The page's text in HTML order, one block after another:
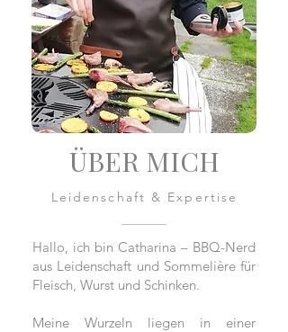
ÜBER MICH
Leidenschaft & Expertise
Hallo, ich bin Catharina – BBQ-Nerd
aus Leidenschaft und Sommelière für
Fleisch, Wurst und Schinken.
Meine Wurzeln liegen in einer